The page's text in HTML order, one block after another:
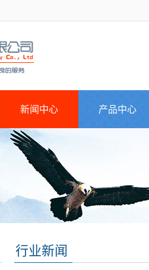
新闻中心 产品中心
行业新闻